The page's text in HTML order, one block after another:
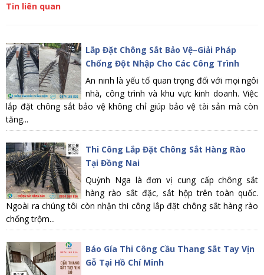
Tin liên quan
Lắp Đặt Chông Sắt Bảo Vệ–Giải Pháp
Chống Đột Nhập Cho Các Công Trình
An ninh là yếu tố quan trọng đối với mọi ngôi
nhà, công trình và khu vực kinh doanh. Việc
lắp đặt chông sắt bảo vệ không chỉ giúp bảo vệ tài sản mà còn
tăng...
Thi Công Lắp Đặt Chông Sắt Hàng Rào
Tại Đồng Nai
Quỳnh Nga là đơn vị cung cấp chông sắt
hàng rào sắt đặc, sắt hộp trên toàn quốc.
Ngoài ra chúng tôi còn nhận thi công lắp đặt chông sắt hàng rào
chống trộm...
Báo Gía Thi Công Cầu Thang Sắt Tay Vịn
Gỗ Tại Hồ Chí Minh